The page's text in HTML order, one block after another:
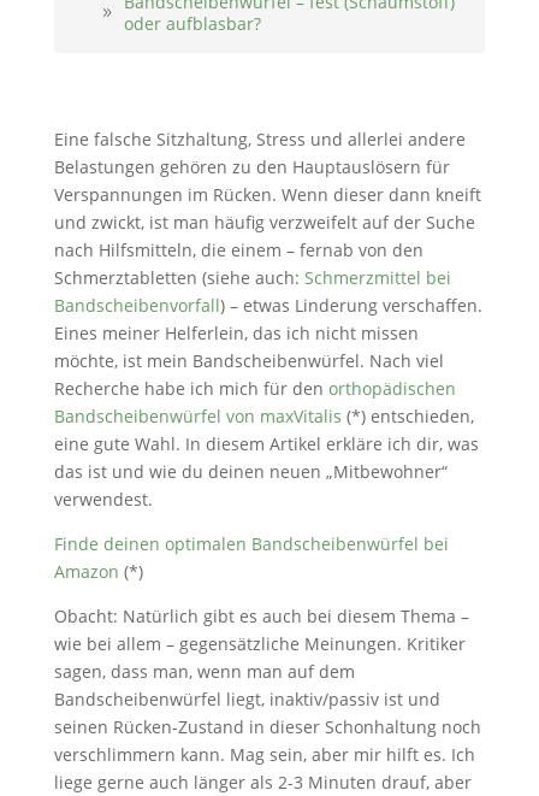
oder aufblasbar?
Eine falsche Sitzhaltung, Stress und allerlei andere
Belastungen gehören zu den Hauptauslösern für
Verspannungen im Rücken. Wenn dieser dann kneift
und zwickt, ist man häufig verzweifelt auf der Suche
nach Hilfsmitteln, die einem – fernab von den
Schmerztabletten (siehe auch: Schmerzmittel bei
Bandscheibenvorfall) – etwas Linderung verschaffen.
Eines meiner Helferlein, das ich nicht missen
möchte, ist mein Bandscheibenwürfel. Nach viel
Recherche habe ich mich für den orthopädischen
Bandscheibenwürfel von maxVitalis (*) entschieden,
eine gute Wahl. In diesem Artikel erkläre ich dir, was
das ist und wie du deinen neuen „Mitbewohner“
verwendest.
Finde deinen optimalen Bandscheibenwürfel bei
Amazon (*)
Obacht: Natürlich gibt es auch bei diesem Thema –
wie bei allem – gegensätzliche Meinungen. Kritiker
sagen, dass man, wenn man auf dem
Bandscheibenwürfel liegt, inaktiv/passiv ist und
seinen Rücken-Zustand in dieser Schonhaltung noch
verschlimmern kann. Mag sein, aber mir hilft es. Ich
liege gerne auch länger als 2-3 Minuten drauf, aber